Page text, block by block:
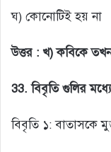
ঘ) কোনোটিই হয় না
উত্তর : খ) কবিকে
33.বিবৃতি গুলির
বিবৃতি ১: বাতাসকে